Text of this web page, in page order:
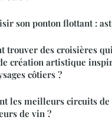
son ponton flottant :
trouver des croisières
création artistique
côtiers ?
les meilleurs circuits
de vin ?